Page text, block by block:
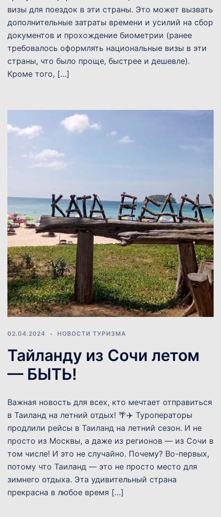
визы для поездок в эти страны. Это может вызвать
дополнительные затраты времени и усилий на сбор
документов и прохождение биометрии (ранее
требовалось оформлять национальные визы в эти
страны, что было проще, быстрее и дешевле).
Кроме того, […]
02.04.2024 НОВОСТИ ТУРИЗМА
Тайланду из Сочи летом
— БЫТЬ!
Важная новость для всех, кто мечтает отправиться
в Таиланд на летний отдых! 🌴✈️ Туроператоры
продлили рейсы в Таиланд на летний сезон. И не
просто из Москвы, а даже из регионов — из Сочи в
том числе! И это не случайно. Почему? Во-первых,
потому что Таиланд — это не просто место для
зимнего отдыха. Эта удивительный страна
прекрасна в любое время […]